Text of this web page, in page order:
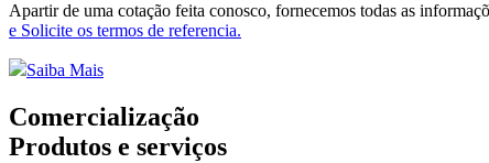
Apartir de uma cotação feita conosco, fornecemos todas as
e Solicite os termos de referencia.
Saiba Mais
Comercialização
Produtos e serviços